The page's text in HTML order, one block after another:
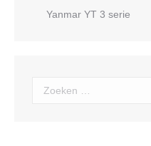
Yanmar YT 3 serie
Search: